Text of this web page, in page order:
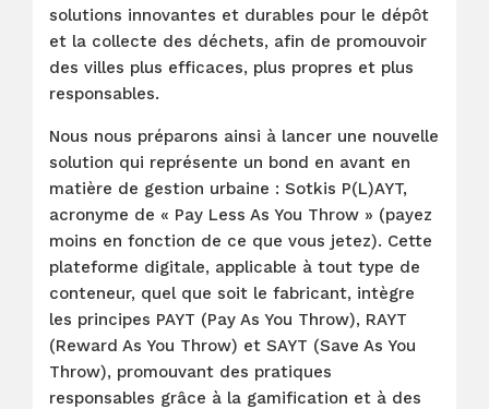
solutions innovantes et durables pour le dépôt
et la collecte des déchets, afin de promouvoir
des villes plus efficaces, plus propres et plus
responsables.
Nous nous préparons ainsi à lancer une nouvelle
solution qui représente un bond en avant en
matière de gestion urbaine : Sotkis P(L)AYT,
acronyme de « Pay Less As You Throw » (payez
moins en fonction de ce que vous jetez). Cette
plateforme digitale, applicable à tout type de
conteneur, quel que soit le fabricant, intègre
les principes PAYT (Pay As You Throw), RAYT
(Reward As You Throw) et SAYT (Save As You
Throw), promouvant des pratiques
responsables grâce à la gamification et à des